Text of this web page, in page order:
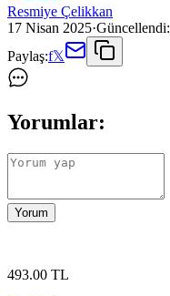
Resmiye Çelikkan
17 Nisan 2025·Güncellendi:
Paylaş:f𝕏
Yorumlar:
Yorum
493.00 TL